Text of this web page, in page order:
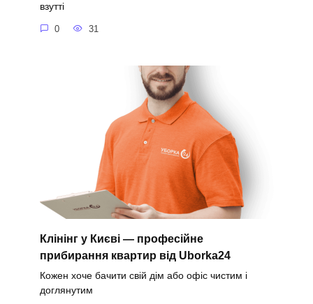
взутті
0 31
Клінінг у Києві — професійне
прибирання квартир від Uborka24
Кожен хоче бачити свій дім або офіс чистим і
доглянутим